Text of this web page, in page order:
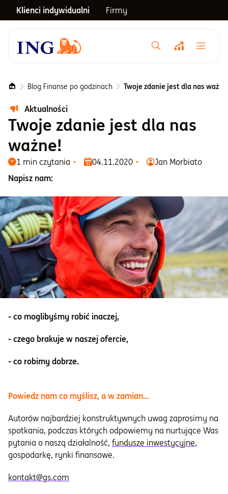
Klienci indywidualni Firmy
Menu główne
Notowania
Emerytura
Inwestycje
Blog
Centrum pomocy
Informacje i dokumenty
O nas
Otwórz konto
Zaloguj
Blog Finanse po godzinach Twoje zdanie jest dla nas
Aktualności
Twoje zdanie jest dla nas
ważne!
1 min czytania 04.11.2020
Jan Morbiato
Napisz nam:
- co moglibyśmy robić inaczej,
- czego brakuje w naszej ofercie,
- co robimy dobrze.
Powiedz nam co myślisz, a w zamian...
Autorów najbardziej konstruktywnych uwag zaprosimy na
spotkania, podczas których odpowiemy na nurtujące Was
pytania o naszą działalność, fundusze inwestycyjne,
gospodarkę, rynki finansowe.
kontakt@gs.com